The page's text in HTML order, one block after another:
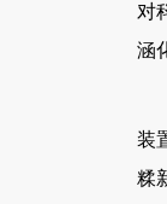
对
涵
装
糅